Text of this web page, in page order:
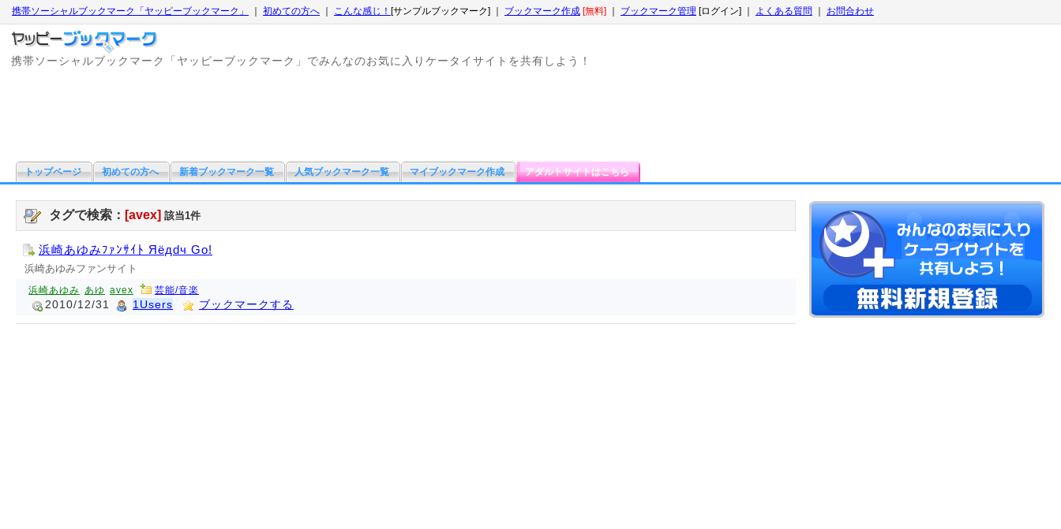
携帯ソーシャルブックマーク「ヤッピーブックマーク」 初めての方へ こんな感じ！ [サンプルブックマーク] ｜ ブックマーク作成 [無料] ブックマーク管理 [ログイン] ｜ よくある質問 お問合わせ
携帯ソーシャルブックマーク「ヤッピーブックマーク」でみんなのお気に入りケータイサイトを共有しよう！
トップページ 初めての方へ 新着ブックマーク一覧 人気ブックマーク一覧 マイブックマーク作成 アダルトサイトはこちら
タグで検索： [avex] 該当1件
浜崎あゆみﾌｧﾝｻｲﾄ Яёдdч Go!
浜崎あゆみファンサイト
浜崎あゆみ あゆ avex 芸能/音楽
2010/12/31 1Users ブックマークする